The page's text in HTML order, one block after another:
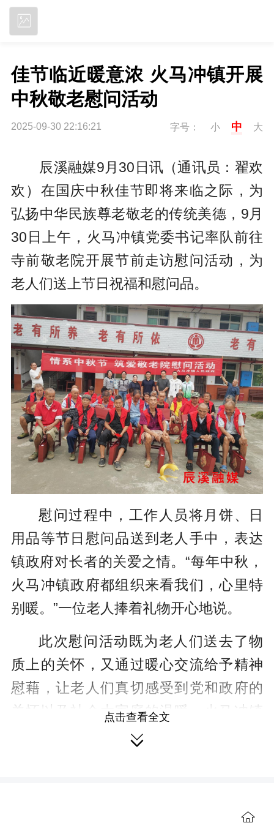
佳节临近暖意浓 火马冲镇开展
中秋敬老慰问活动
2025-09-30 22:16:21 字号： 小 中 大
辰溪融媒9月30日讯（通讯员：翟欢
欢 ） 在国庆中秋佳节即将来临之际，为
弘扬中华民族尊老敬老的传统美德，9月
30日上午，火马冲镇党委书记率队前往
寺前敬老院开展节前走访慰问活动，为
老人们送上节日祝福和慰问品。
慰问过程中，工作人员将月饼、日
用品等节日慰问品送到老人手中，表达
镇政府对长者的关爱之情。“每年中秋，
火马冲镇政府都组织来看我们，心里特
别暖。”一位老人捧着礼物开心地说。
此次慰问活动既为老人们送去了物
质上的关怀，又通过暖心交流给予精神
慰藉，让老人们真切感受到党和政府的
关怀以及社会大家庭的温暖。火马冲镇
也将持续聚焦老年人的需求，用心用情
点击查看全文
